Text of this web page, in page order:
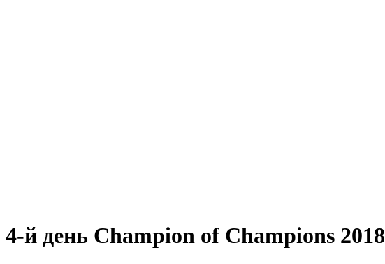
4-й день Champion of Champions 2018